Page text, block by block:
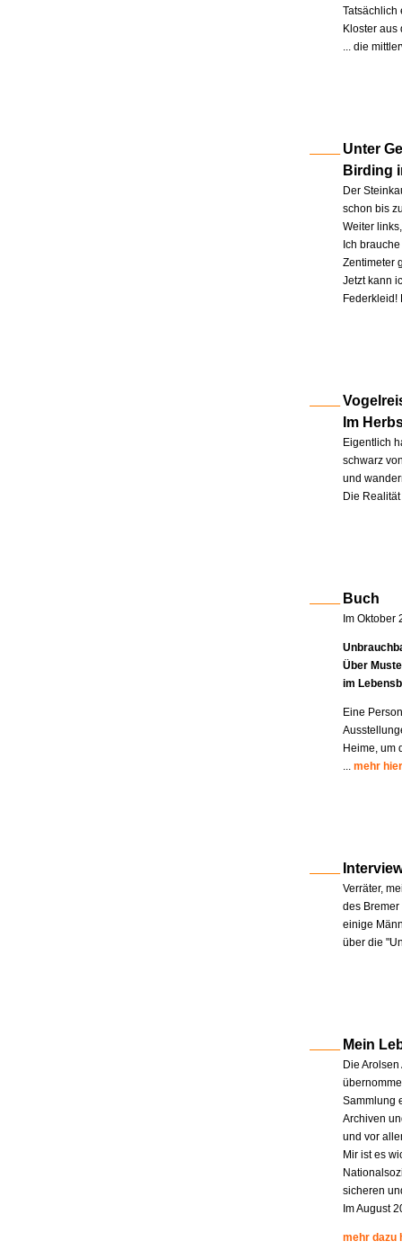
Tatsächlich
Kloster
... die
Unter
Birding
Der
schon bis
Weiter
Ich
Zentimeter
Jetzt kann
Im
Eigentlich
schwarz
und
Die
Buch
Im Oktober
Über
im
Eine
Heime, um
... mehr hier
Verräter,
des
einige
über die
Mein
Die
Sammlung
Archiven
und vor
Mir ist es
sicheren
Im August
mehr dazu